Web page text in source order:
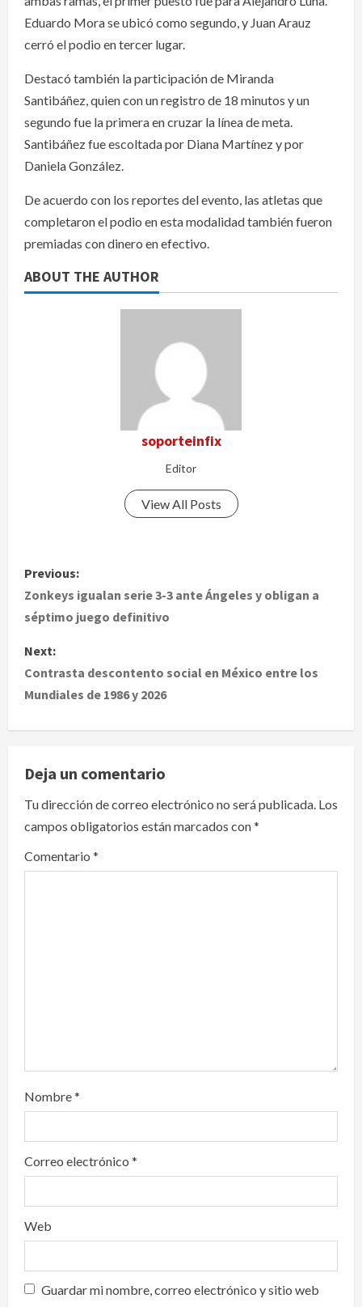
Eduardo Mora se ubicó como segundo, y Juan Arauz
cerró el podio en tercer lugar.
Destacó también la participación de Miranda
Santibáñez, quien con un registro de 18 minutos y un
segundo fue la primera en cruzar la línea de meta.
Santibáñez fue escoltada por Diana Martínez y por
Daniela González.
De acuerdo con los reportes del evento, las atletas que
completaron el podio en esta modalidad también fueron
premiadas con dinero en efectivo.
ABOUT THE AUTHOR
soporteinfix
Editor
View All Posts
P
o
t
n
a
v
i
g
a
Previous:
Zonkeys igualan serie 3-3 ante Ángeles y obligan a
séptimo juego definitivo
Next:
Contrasta descontento social en México entre los
Mundiales de 1986 y 2026
Deja un comentario
Tu dirección de correo electrónico no será publicada. Los
campos obligatorios están marcados con*
Comentario *
Nombre*
Correo electrónico *
Web
Guardar mi nombre, correo electrónico y sitio web